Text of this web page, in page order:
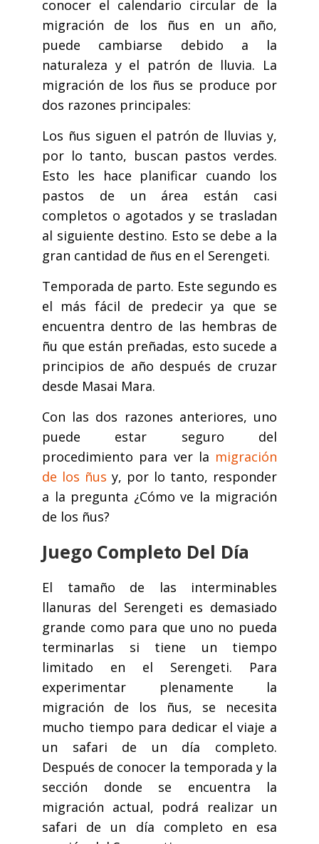
conocer el calendario circular de la
migración de los ñus en un año,
puede cambiarse debido a la
naturaleza y el patrón de lluvia. La
migración de los ñus se produce por
dos razones principales:
Los ñus siguen el patrón de lluvias y,
por lo tanto, buscan pastos verdes.
Esto les hace planificar cuando los
pastos de un área están casi
completos o agotados y se trasladan
al siguiente destino. Esto se debe a la
gran cantidad de ñus en el Serengeti.
Temporada de parto. Este segundo es
el más fácil de predecir ya que se
encuentra dentro de las hembras de
ñu que están preñadas, esto sucede a
principios de año después de cruzar
desde Masai Mara.
Con las dos razones anteriores, uno
puede estar seguro del
procedimiento para ver la migración
de los ñus y, por lo tanto, responder
a la pregunta ¿Cómo ve la migración
de los ñus?
Juego Completo Del Día
El tamaño de las interminables
llanuras del Serengeti es demasiado
grande como para que uno no pueda
terminarlas si tiene un tiempo
limitado en el Serengeti. Para
experimentar plenamente la
migración de los ñus, se necesita
mucho tiempo para dedicar el viaje a
un safari de un día completo.
Después de conocer la temporada y la
sección donde se encuentra la
migración actual, podrá realizar un
safari de un día completo en esa